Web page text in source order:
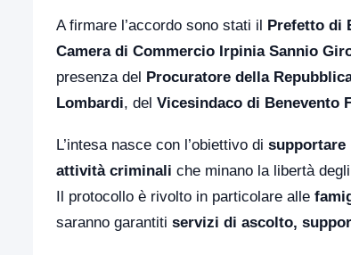
A firmare l’accordo sono stati il Prefetto di
Camera di Commercio Irpinia Sannio
presenza del Procuratore della
Lombardi, del Vicesindaco di Benevento
L’intesa nasce con l’obiettivo di supportare
attività criminali che minano la libertà
Il protocollo è rivolto in particolare alle
saranno garantiti servizi di ascolto,